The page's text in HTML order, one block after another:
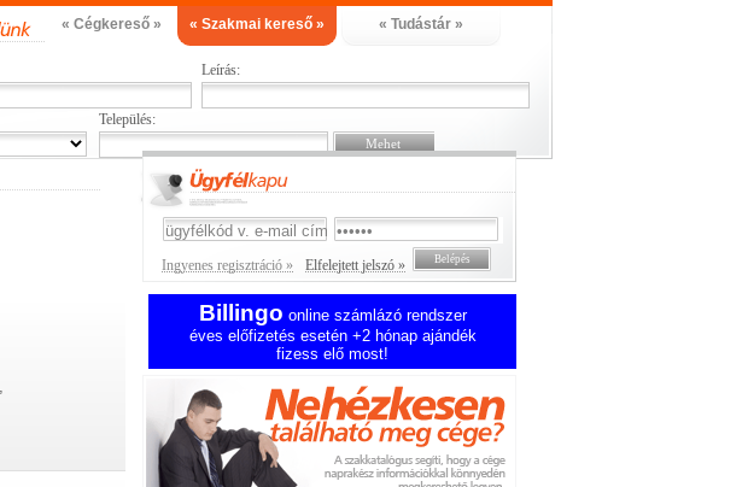
« Cégkereső » « Szakmai kereső » « Tudástár »
Leírás:
Település:
Ingyenes regisztráció » Elfelejtett jelszó »
Billingo online számlázó rendszer
éves előfizetés esetén +2 hónap ajándék
fizess elő most!